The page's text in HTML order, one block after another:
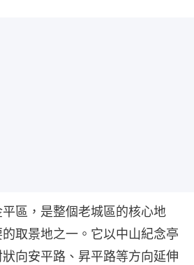
區，是整個老城區的核心地
取景地之一。它以中山紀念亭
向安平路、昇平路等方向延伸